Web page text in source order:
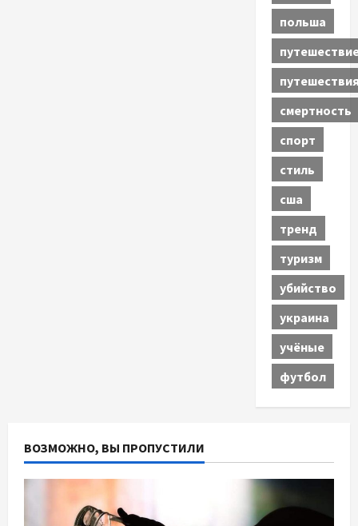
польша
смертность
спорт
стиль
сша
тренд
туризм
убийство
украина
учёные
футбол
ВОЗМОЖНО, ВЫ ПРОПУСТИЛИ